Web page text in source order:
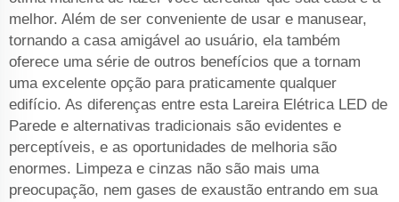
melhor. Além de ser conveniente de usar e manusear,
tornando a casa amigável ao usuário, ela também
oferece uma série de outros benefícios que a tornam
uma excelente opção para praticamente qualquer
edifício. As diferenças entre esta Lareira Elétrica LED de
Parede e alternativas tradicionais são evidentes e
perceptíveis, e as oportunidades de melhoria são
enormes. Limpeza e cinzas não são mais uma
preocupação, nem gases de exaustão entrando em sua